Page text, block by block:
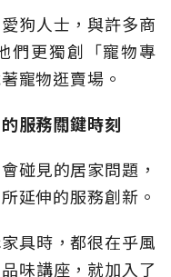
狗人士，與許多商
們更獨創「寵物專
寵物逛賣場。
服務關鍵時刻
碰見的居家問題，
延伸的服務創新。
具時，都很在乎風
味講座，就加入了